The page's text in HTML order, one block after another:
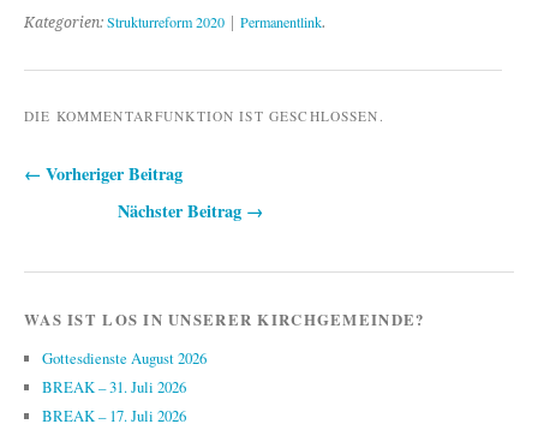
Kategorien: Strukturreform 2020 Permanentlink.
DIE KOMMENTARFUNKTION IST GESCHLOSSEN.
Beitragsnavigation
← Vorheriger Beitrag
Nächster Beitrag →
WAS IST LOS IN UNSERER KIRCHGEMEINDE?
Gottesdienste August 2026
BREAK – 31. Juli 2026
BREAK – 17. Juli 2026